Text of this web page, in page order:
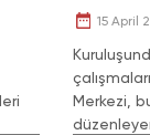
15 April
Merkezi,